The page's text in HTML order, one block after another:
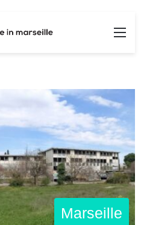
Marseille